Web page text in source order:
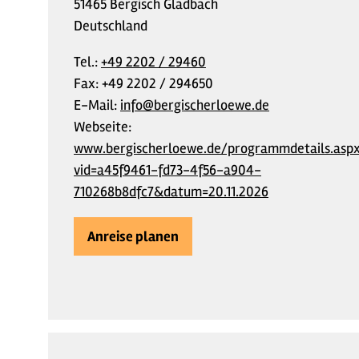
51465 Bergisch Gladbach
Deutschland
Tel.:+49 2202 / 29460
Fax:+49 2202 / 294650
E-Mail: info@bergischerloewe.de
Webseite:
www.bergischerloewe.de/
vid=a45f9461-fd73-4f56-a904-
710268b8dfc7&datum=20.11.2026
Anreise planen